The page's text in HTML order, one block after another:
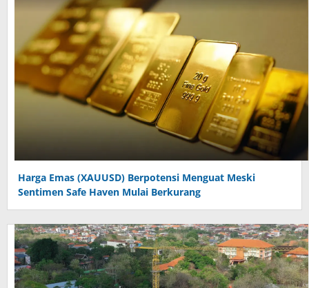
Harga Emas (XAUUSD) Berpotensi Menguat Meski
Sentimen Safe Haven Mulai Berkurang